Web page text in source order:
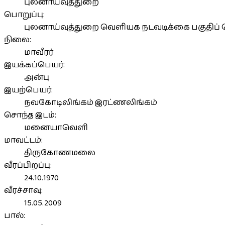
பொறுப்பு:
புலனாய்வுத்துறை வெளியக நடவடிக்கை
நிலை:
மாவீரர்
இயக்கப்பெயர்:
அன்பு
இயற்பெயர்:
நவகோடிலிங்கம் இரட்ணலிங்கம்
சொந்த இடம்:
மனையாவெளி
மாவட்டம்:
திருகோணமலை
வீரப்பிறப்பு:
24.10.1970
வீரச்சாவு:
15.05.2009
பால்: